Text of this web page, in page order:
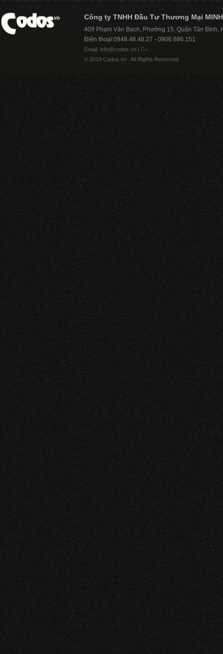
Công ty TNHH Đầu Tư Thương Mại
409 Phạm Văn Bạch, Phường 15, Quận Tân Bình,
Điện thoại:0948.48.48.27 - 0906.686.151
Email: info@codos.vn | G+
© 2014 Codos.vn . All Rights Reserved.